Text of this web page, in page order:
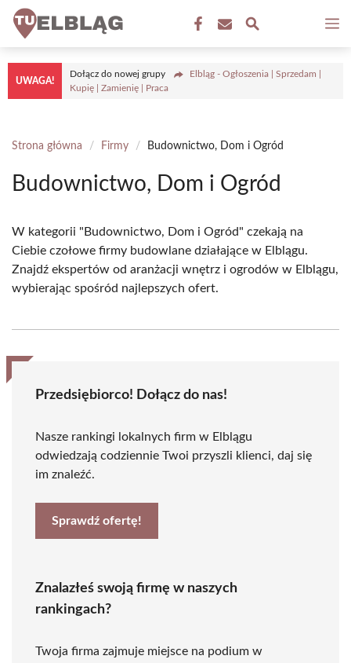
Przejdź
treści
UWAGA!
Dołącz do nowej grupy
Elbląg - Ogłoszenia | Sprzedam |
Kupię | Zamienię | Praca
Strona główna / Firmy / Budownictwo, Dom i Ogród
Budownictwo, Dom i Ogród
W kategorii "Budownictwo, Dom i Ogród" czekają na
Ciebie czołowe firmy budowlane działające w Elblągu.
Znajdź ekspertów od aranżacji wnętrz i ogrodów w Elblągu,
wybierając spośród najlepszych ofert.
Przedsiębiorco! Dołącz do nas!
Nasze rankingi lokalnych firm w Elblągu
odwiedzają codziennie Twoi przyszli klienci, daj się
im znaleźć.
Sprawdź ofertę!
Znalazłeś swoją firmę w naszych
rankingach?
Twoja firma zajmuje miejsce na podium w